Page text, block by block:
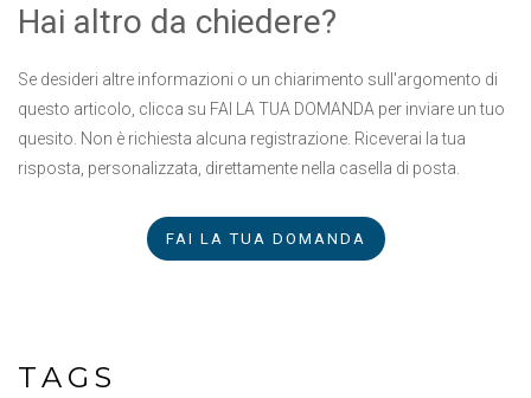
Hai altro da chiedere?
Se desideri altre informazioni o un chiarimento sull'argomento di
questo articolo, clicca su FAI LA TUA DOMANDA per inviare un tuo
quesito. Non è richiesta alcuna registrazione. Riceverai la tua
risposta, personalizzata, direttamente nella casella di posta.
FAI LA TUA DOMANDA
TAGS